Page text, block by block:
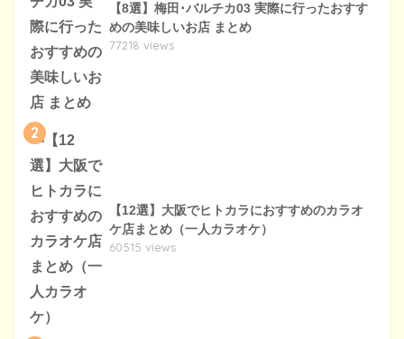
【8選】梅田･バルチカ03 実際に行ったおすす
めの美味しいお店 まとめ
77218 views
2
【12選】大阪でヒトカラにおすすめのカラオ
ケ店まとめ（一人カラオケ）
60515 views